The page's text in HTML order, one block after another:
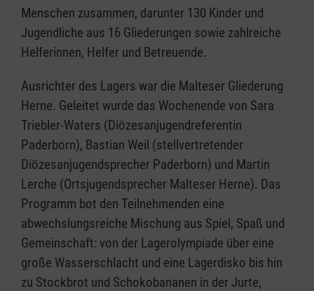
Menschen zusammen, darunter 130 Kinder und
Jugendliche aus 16 Gliederungen sowie zahlreiche
Helferinnen, Helfer und Betreuende.
Ausrichter des Lagers war die Malteser Gliederung
Herne. Geleitet wurde das Wochenende von Sara
Triebler-Waters (Diözesanjugendreferentin
Paderborn), Bastian Weil (stellvertretender
Diözesanjugendsprecher Paderborn) und Martin
Lerche (Ortsjugendsprecher Malteser Herne). Das
Programm bot den Teilnehmenden eine
abwechslungsreiche Mischung aus Spiel, Spaß und
Gemeinschaft: von der Lagerolympiade über eine
große Wasserschlacht und eine Lagerdisko bis hin
zu Stockbrot und Schokobananen in der Jurte,